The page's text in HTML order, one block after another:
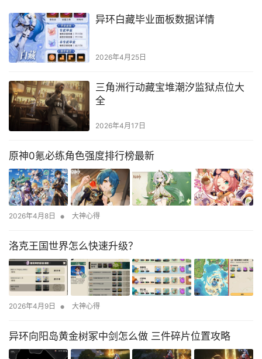
异环白藏毕业面板数据详情
2026年4月25日
三角洲行动藏宝堆潮汐监狱点位大
全
2026年4月17日
原神0氪必练角色强度排行榜最新
2026年4月8日 • 大神心得
洛克王国世界怎么快速升级？
2026年4月9日 • 大神心得
异环向阳岛黄金树冢中剑怎么做 三件碎片位置攻略